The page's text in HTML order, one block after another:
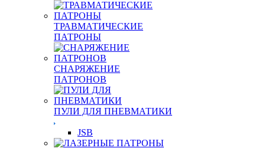
ТРАВМАТИЧЕСКИЕ
ПАТРОНЫ
СНАРЯЖЕНИЕ
ПАТРОНОВ
ПУЛИ ДЛЯ ПНЕВМАТИКИ
JSB